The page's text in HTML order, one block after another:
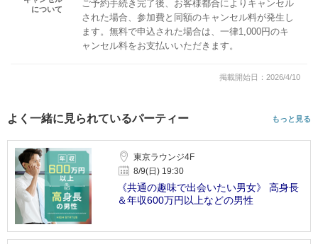
について
ご予約手続き完了後、お客様都合によりキャンセル
された場合、参加費と同額のキャンセル料が発生し
ます。無料で申込された場合は、一律1,000円のキ
ャンセル料をお支払いいただきます。
掲載開始日：2026/4/10
よく一緒に見られているパーティー もっと見る
東京ラウンジ4F
8/9(日) 19:30
《共通の趣味で出会いたい男女》 高身長
＆年収600万円以上などの男性